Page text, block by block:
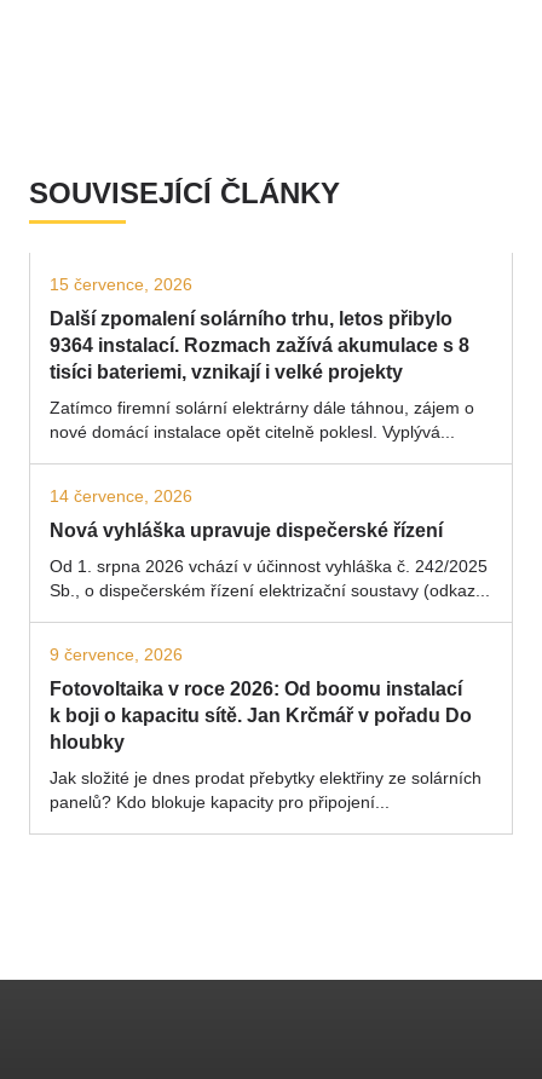
SOUVISEJÍCÍ ČLÁNKY
15 července, 2026
Další zpomalení solárního trhu, letos přibylo
9364 instalací. Rozmach zažívá akumulace s 8
tisíci bateriemi, vznikají i velké projekty
Zatímco firemní solární elektrárny dále táhnou, zájem o
nové domácí instalace opět citelně poklesl. Vyplývá...
14 července, 2026
Nová vyhláška upravuje dispečerské řízení
Od 1. srpna 2026 vchází v účinnost vyhláška č. 242/2025
Sb., o dispečerském řízení elektrizační soustavy (odkaz...
9 července, 2026
Fotovoltaika v roce 2026: Od boomu instalací
k boji o kapacitu sítě. Jan Krčmář v pořadu Do
hloubky
Jak složité je dnes prodat přebytky elektřiny ze solárních
panelů? Kdo blokuje kapacity pro připojení...